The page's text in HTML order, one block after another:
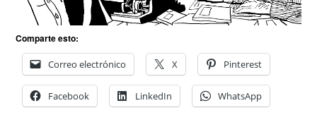
Comparte esto:
Correo electrónico X Pinterest
Facebook LinkedIn WhatsApp